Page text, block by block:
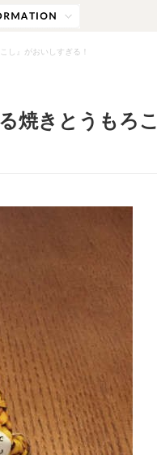
し』がおいしすぎる！
焼きとうもろこ